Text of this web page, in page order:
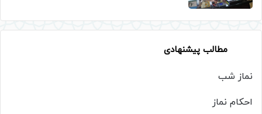
مطالب پیشنهادی
نماز شب
احکام نماز